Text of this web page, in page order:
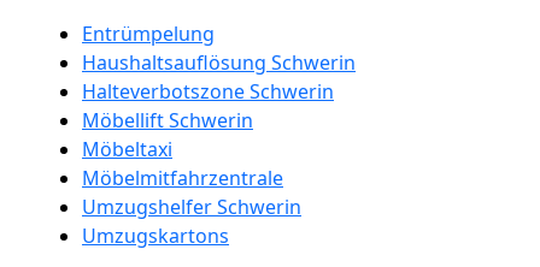
Entrümpelung
Haushaltsauflösung Schwerin
Halteverbotszone Schwerin
Möbellift Schwerin
Möbeltaxi
Möbelmitfahrzentrale
Umzugshelfer Schwerin
Umzugskartons